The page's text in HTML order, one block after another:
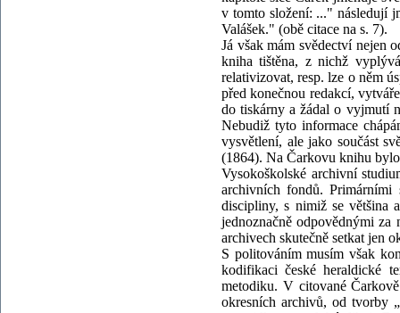
v tomto složení: ..." následují
Valášek." (obě citace na s. 7).
Já však mám svědectví nejen
kniha tištěna, z nichž
relativizovat, resp. lze o něm
před konečnou redakcí,
do tiskárny a žádal o vyjmutí
Nebudiž tyto informace
vysvětlení, ale jako součást
(1864). Na Čarkovu knihu
Vysokoškolské archivní
archivních fondů. Primárními
discipliny, s nimiž se většina
jednoznačně odpovědnými za
archivech skutečně setkat jen
S politováním musím však
kodifikaci české heraldické
metodiku. V citované
okresních archivů, od tvorby